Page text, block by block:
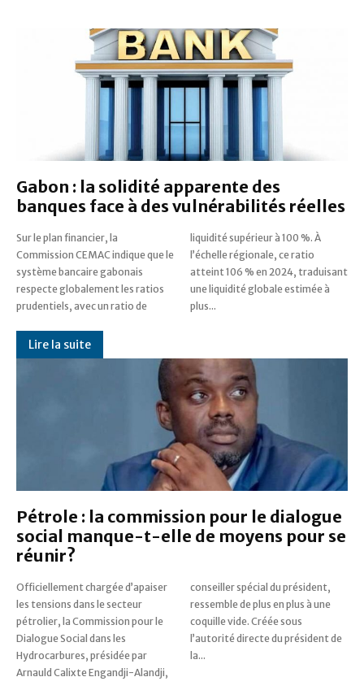
Gabon : la solidité apparente des
banques face à des vulnérabilités réelles
Sur le plan financier, la
Commission CEMAC indique que le
système bancaire gabonais
respecte globalement les ratios
prudentiels, avec un ratio de
liquidité supérieur à 100 %. À
l’échelle régionale, ce ratio
atteint 106 % en 2024, traduisant
une liquidité globale estimée à
plus...
Lire la suite
Pétrole : la commission pour le dialogue
social manque-t-elle de moyens pour se
réunir?
Officiellement chargée d’apaiser
les tensions dans le secteur
pétrolier, la Commission pour le
Dialogue Social dans les
Hydrocarbures, présidée par
Arnauld Calixte Engandji-Alandji,
conseiller spécial du président,
ressemble de plus en plus à une
coquille vide. Créée sous
l’autorité directe du président de
la...